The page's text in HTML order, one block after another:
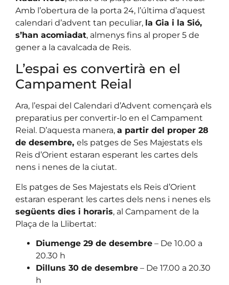
Amb l’obertura de la porta 24, l’última d’aquest
calendari d’advent tan peculiar, la Gia i la Sió,
s’han acomiadat, almenys fins al proper 5 de
gener a la cavalcada de Reis.
L’espai es convertirà en el
Campament Reial
Ara, l’espai del Calendari d’Advent començarà els
preparatius per convertir-lo en el Campament
Reial. D’aquesta manera, a partir del proper 28
de desembre, els patges de Ses Majestats els
Reis d’Orient estaran esperant les cartes dels
nens i nenes de la ciutat.
Els patges de Ses Majestats els Reis d’Orient
estaran esperant les cartes dels nens i nenes els
següents dies i horaris, al Campament de la
Plaça de la Llibertat:
Diumenge 29 de desembre – De 10.00 a
20.30 h
Dilluns 30 de desembre – De 17.00 a 20.30
h